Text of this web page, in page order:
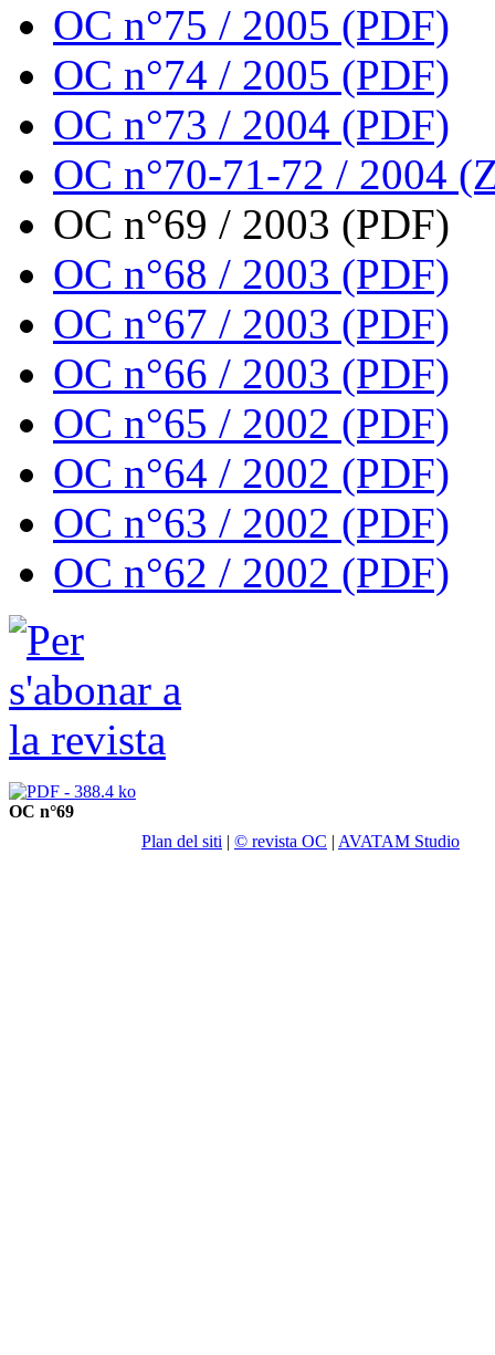
OC n°75 / 2005 (PDF)
OC n°74 / 2005 (PDF)
OC n°73 / 2004 (PDF)
OC n°70-71-72 / 2004
OC n°69 / 2003 (PDF)
OC n°68 / 2003 (PDF)
OC n°67 / 2003 (PDF)
OC n°66 / 2003 (PDF)
OC n°65 / 2002 (PDF)
OC n°64 / 2002 (PDF)
OC n°63 / 2002 (PDF)
OC n°62 / 2002 (PDF)
OC n°69
Plan del siti | © revista OC | AVATAM Studio